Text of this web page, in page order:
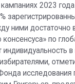
2023
ними достаточно
консенсуса» по
в
исследования